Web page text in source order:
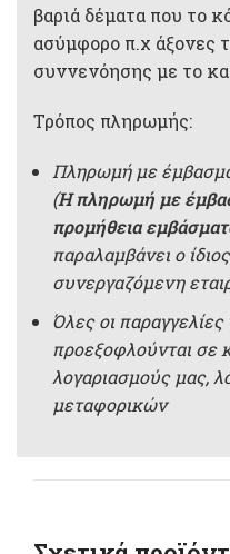
βαριά δέματα που το
ασύμφορο π.χ άξονες
συννενόησης με το
Τρόπος πληρωμής:
Πληρωμή με
(Η πληρωμή με
προμήθεια
παραλαμβάνει ο
συνεργαζόμενη
Όλες οι
προεξοφλούνται σε
λογαριασμούς μας,
μεταφορικών